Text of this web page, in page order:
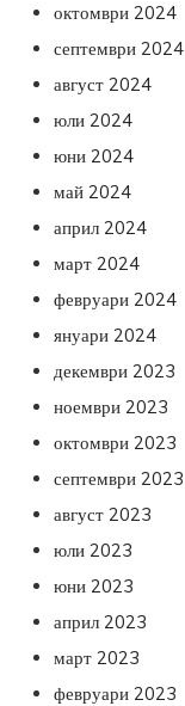
октомври 2024
септември 2024
август 2024
юли 2024
юни 2024
май 2024
април 2024
март 2024
февруари 2024
януари 2024
декември 2023
ноември 2023
октомври 2023
септември 2023
август 2023
юли 2023
юни 2023
април 2023
март 2023
февруари 2023